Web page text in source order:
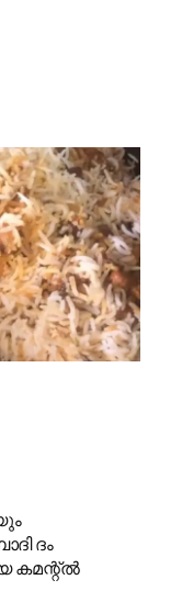
ദം
കമന്റ്ൽ